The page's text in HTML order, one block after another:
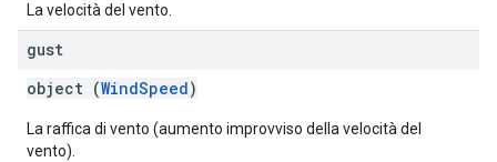
La velocità del vento.
gust
object (WindSpeed)
La raffica di vento (aumento improvviso della velocità del
vento).